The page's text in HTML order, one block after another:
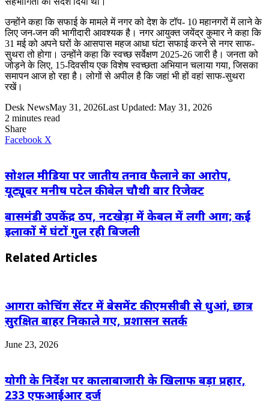
उन्होंने कहा कि सफाई के मामले में नगर को देश के टॉप- 10 महानगरों में लाने के
लिए जन-जन की भागीदारी आवश्यक है। नगर आयुक्त जयेंद्र कुमार ने कहा कि
31 मई को अपने घरों के आसपास महज आधा घंटा सफाई करने से नगर साफ-
सुथरा तो होगा। उन्होंने कहा कि स्वच्छ सर्वेक्षण 2025-26 जारी है। जनता को
जोड़ने के लिए, 15-दिवसीय एक विशेष स्वच्छता अभियान चलाया गया, जिसका
समापन आज हो रहा है। लोगों से अपील है कि जहां भी हों वहां साफ-सुथरा
रखें।
Desk NewsMay 31, 2026Last Updated: May 31, 2026
2 minutes read
Share
Facebook X
सोशल मीडिया पर जातीय तनाव फैलाने का आरोप,
यूट्यूबर मनीष पटेल की बेल चौथी बार रिजेक्ट
बासमंडी उपकेंद्र ठप, नटखेड़ा में केबल में लगी आग; कई
इलाकों में घंटों गुल रही बिजली
Related Articles
आगरा कोचिंग सेंटर में बेसमेंट की एमसीबी से धुआं, छात्र
सुरक्षित बाहर निकाले गए, प्रशासन सतर्क
June 23, 2026
योगी के निर्देश पर कालाबाजारी के खिलाफ बड़ा प्रहार,
233 एफआईआर दर्ज